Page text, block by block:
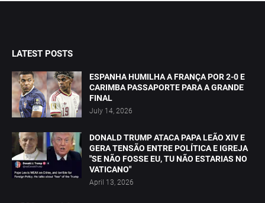
LATEST POSTS
ESPANHA HUMILHA A FRANÇA POR 2-0 E
CARIMBA PASSAPORTE PARA A GRANDE
FINAL
July 14, 2026
DONALD TRUMP ATACA PAPA LEÃO XIV E
GERA TENSÃO ENTRE POLÍTICA E IGREJA
"SE NÃO FOSSE EU, TU NÃO ESTARIAS NO
VATICANO"
April 13, 2026